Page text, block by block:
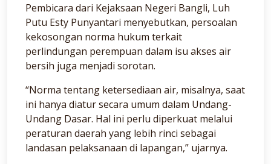
Pembicara dari Kejaksaan Negeri Bangli, Luh
Putu Esty Punyantari menyebutkan, persoalan
kekosongan norma hukum terkait
perlindungan perempuan dalam isu akses air
bersih juga menjadi sorotan.
“Norma tentang ketersediaan air, misalnya, saat
ini hanya diatur secara umum dalam Undang-
Undang Dasar. Hal ini perlu diperkuat melalui
peraturan daerah yang lebih rinci sebagai
landasan pelaksanaan di lapangan,” ujarnya.